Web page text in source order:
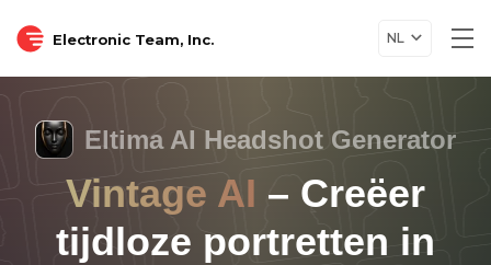
Electronic Team, Inc. NL
Eltima AI Headshot Generator
Vintage AI – Creëer
tijdloze portretten in